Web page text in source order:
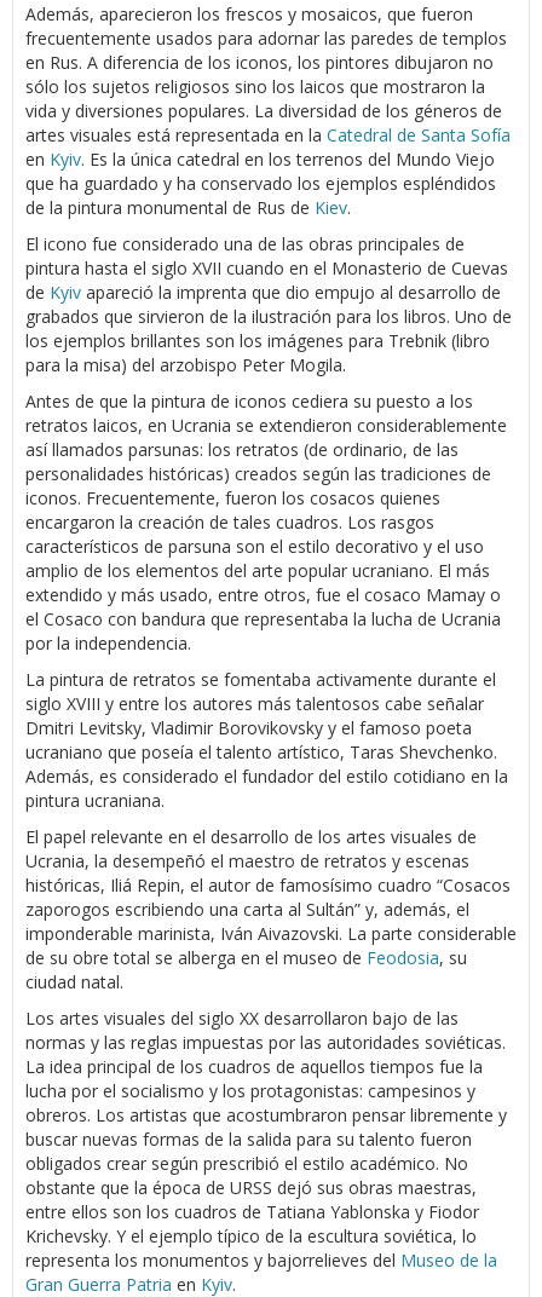
Además, aparecieron los frescos y mosaicos, que fueron
frecuentemente usados para adornar las paredes de templos
en Rus. A diferencia de los iconos, los pintores dibujaron no
sólo los sujetos religiosos sino los laicos que mostraron la
vida y diversiones populares. La diversidad de los géneros de
artes visuales está representada en la Catedral de Santa Sofía
en Kyiv. Es la única catedral en los terrenos del Mundo Viejo
que ha guardado y ha conservado los ejemplos espléndidos
de la pintura monumental de Rus de Kiev.
El icono fue considerado una de las obras principales de
pintura hasta el siglo XVII cuando en el Monasterio de Cuevas
de Kyiv apareció la imprenta que dio empujo al desarrollo de
grabados que sirvieron de la ilustración para los libros. Uno de
los ejemplos brillantes son los imágenes para Trebnik (libro
para la misa) del arzobispo Peter Mogila.
Antes de que la pintura de iconos cediera su puesto a los
retratos laicos, en Ucrania se extendieron considerablemente
así llamados parsunas: los retratos (de ordinario, de las
personalidades históricas) creados según las tradiciones de
iconos. Frecuentemente, fueron los cosacos quienes
encargaron la creación de tales cuadros. Los rasgos
característicos de parsuna son el estilo decorativo y el uso
amplio de los elementos del arte popular ucraniano. El más
extendido y más usado, entre otros, fue el cosaco Mamay o
el Cosaco con bandura que representaba la lucha de Ucrania
por la independencia.
La pintura de retratos se fomentaba activamente durante el
siglo XVIII y entre los autores más talentosos cabe señalar
Dmitri Levitsky, Vladimir Borovikovsky y el famoso poeta
ucraniano que poseía el talento artístico, Taras Shevchenko.
Además, es considerado el fundador del estilo cotidiano en la
pintura ucraniana.
El papel relevante en el desarrollo de los artes visuales de
Ucrania, la desempeñó el maestro de retratos y escenas
históricas, Iliá Repin, el autor de famosísimo cuadro “Cosacos
zaporogos escribiendo una carta al Sultán” y, además, el
imponderable marinista, Iván Aivazovski. La parte considerable
de su obre total se alberga en el museo de Feodosia, su
ciudad natal.
Los artes visuales del siglo XX desarrollaron bajo de las
normas y las reglas impuestas por las autoridades soviéticas.
La idea principal de los cuadros de aquellos tiempos fue la
lucha por el socialismo y los protagonistas: campesinos y
obreros. Los artistas que acostumbraron pensar libremente y
buscar nuevas formas de la salida para su talento fueron
obligados crear según prescribió el estilo académico. No
obstante que la época de URSS dejó sus obras maestras,
entre ellos son los cuadros de Tatiana Yablonska y Fiodor
Krichevsky. Y el ejemplo típico de la escultura soviética, lo
representa los monumentos y bajorrelieves del Museo de la
Gran Guerra Patria en Kyiv.